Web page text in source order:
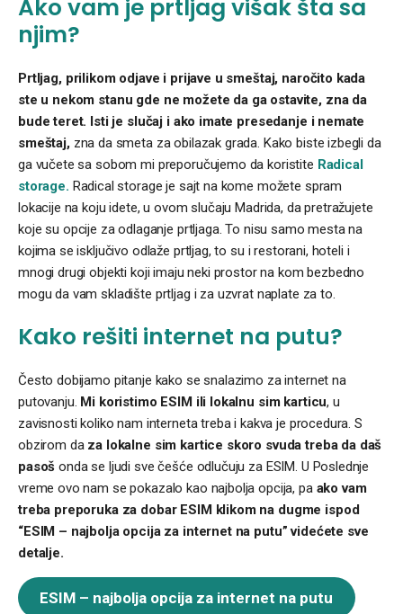
Ako vam je prtljag višak šta sa
njim?
Prtljag, prilikom odjave i prijave u smeštaj, naročito kada
ste u nekom stanu gde ne možete da ga ostavite, zna da
bude teret. Isti je slučaj i ako imate presedanje i nemate
smeštaj,zna da smeta za obilazak grada. Kako biste izbegli da
ga vučete sa sobom mi preporučujemo da koristite Radical
storage. Radical storage je sajt na kome možete spram
lokacije na koju idete, u ovom slučaju Madrida, da pretražujete
koje su opcije za odlaganje prtljaga. To nisu samo mesta na
kojima se isključivo odlaže prtljag, to su i restorani, hoteli i
mnogi drugi objekti koji imaju neki prostor na kom bezbedno
mogu da vam skladište prtljag i za uzvrat naplate za to.
Kako rešiti internet na putu?
Često dobijamo pitanje kako se snalazimo za internet na
putovanju. Mi koristimo ESIM ili lokalnu sim karticu, u
zavisnosti koliko nam interneta treba i kakva je procedura. S
obzirom da za lokalne sim kartice skoro svuda treba da daš
pasošonda se ljudi sve češće odlučuju za ESIM. U Poslednje
vreme ovo nam se pokazalo kao najbolja opcija, pa ako vam
treba preporuka za dobar ESIM klikom na dugme ispod
“ESIM – najbolja opcija za internet na putu” videćete sve
detalje.
ESIM – najbolja opcija za internet na putu